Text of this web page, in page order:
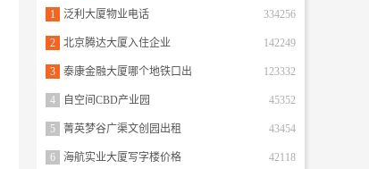
1 泛利大厦物业电话 334256
2 北京腾达大厦入住企业 142249
3 泰康金融大厦哪个地铁口出 123332
4 自空间CBD产业园 45352
5 菁英梦谷广渠文创园出租 43454
6 海航实业大厦写字楼价格 42118